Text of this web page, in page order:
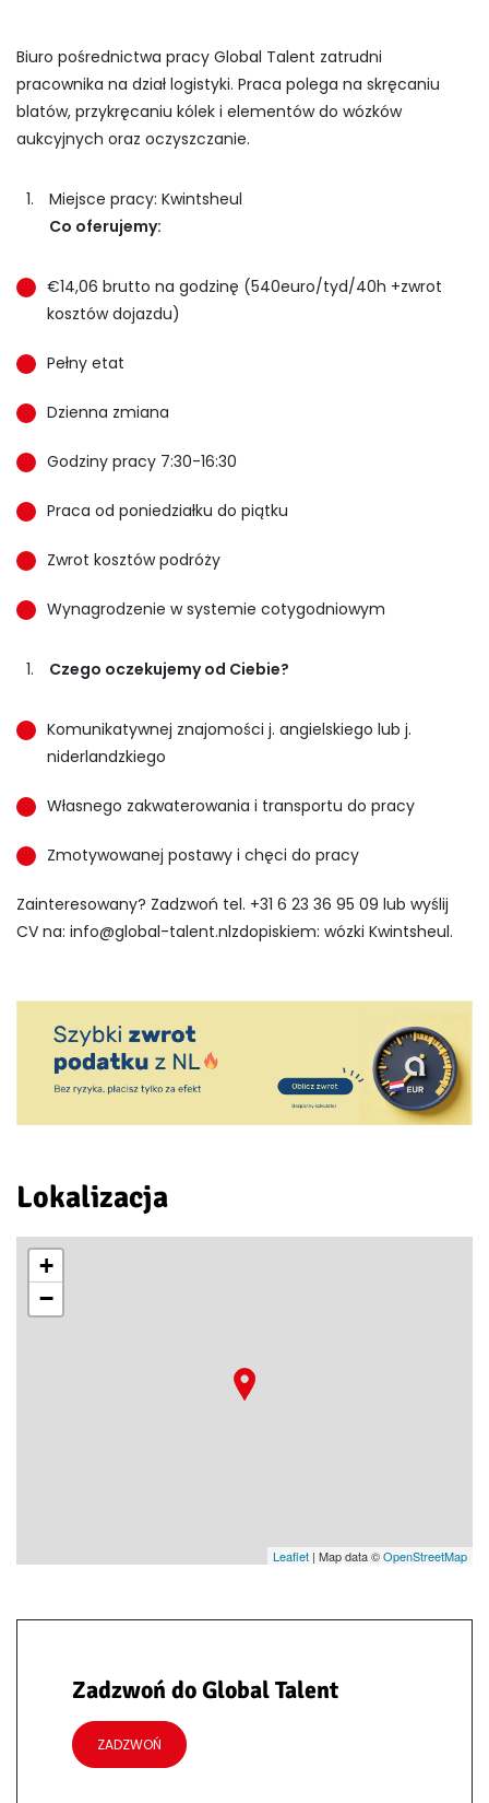
Biuro pośrednictwa pracy Global Talent zatrudni
pracownika na dział logistyki. Praca polega na skręcaniu
blatów, przykręcaniu kólek i elementów do wózków
aukcyjnych oraz oczyszczanie.
Miejsce pracy: Kwintsheul
Co oferujemy:
€14,06 brutto na godzinę (540euro/tyd/40h +zwrot
kosztów dojazdu)
Pełny etat
Dzienna zmiana
Godziny pracy 7:30-16:30
Praca od poniedziałku do piątku
Zwrot kosztów podróży
Wynagrodzenie w systemie cotygodniowym
Czego oczekujemy od Ciebie?
Komunikatywnej znajomości j. angielskiego lub j.
niderlandzkiego
Własnego zakwaterowania i transportu do pracy
Zmotywowanej postawy i chęci do pracy
Zainteresowany? Zadzwoń tel. +31 6 23 36 95 09 lub wyślij
CV na: info@global-talent.nlzdopiskiem: wózki Kwintsheul.
Lokalizacja
+
−
Leaflet | Map data ©OpenStreetMap
Zadzwoń do Global Talent
ZADZWOŃ